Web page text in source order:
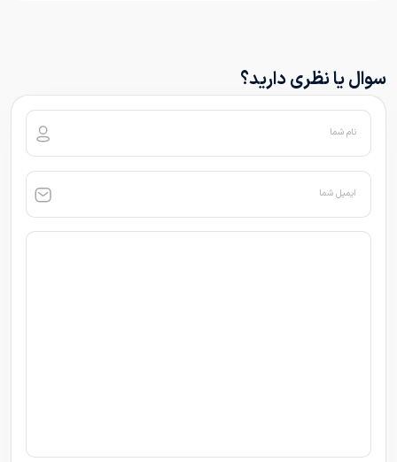
سوال یا نظری دارید؟
نام شما
ایمیل شما